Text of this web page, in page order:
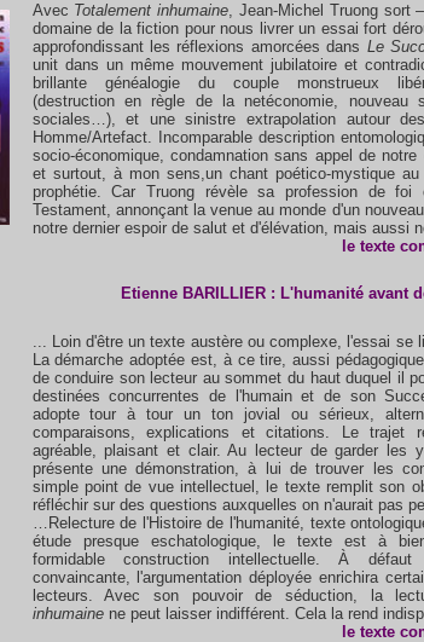
Avec Totalement inhumaine, Jean-Michel Truong sort
domaine de la fiction pour nous livrer un essai fort
approfondissant les réflexions amorcées dans Le
unit dans un même mouvement jubilatoire et
brillante généalogie du couple monstrueux
(destruction en règle de la netéconomie, nouveau
sociales…), et une sinistre extrapolation autour
Homme/Artefact. Incomparable description
socio-économique, condamnation sans appel de
et surtout, à mon sens,un chant poético-mystique
prophétie. Car Truong révèle sa profession de foi
Testament, annonçant la venue au monde d'un
notre dernier espoir de salut et d'élévation, mais aussi
le texte
Etienne BARILLIER: L'humanité avant
... Loin d'être un texte austère ou complexe, l'essai se
La démarche adoptée est, à ce tire, aussi
de conduire son lecteur au sommet du haut duquel il
destinées concurrentes de l'humain et de son
adopte tour à tour un ton jovial ou sérieux,
comparaisons, explications et citations. Le trajet
agréable, plaisant et clair. Au lecteur de garder les
présente une démonstration, à lui de trouver les
simple point de vue intellectuel, le texte remplit son
réfléchir sur des questions auxquelles on n'aurait pas
…Relecture de l'Histoire de l'humanité, texte
étude presque eschatologique, le texte est à
formidable construction intellectuelle. À défaut
convaincante, l'argumentation déployée enrichira
lecteurs. Avec son pouvoir de séduction, la
inhumaine ne peut laisser indifférent. Cela la rend
le texte